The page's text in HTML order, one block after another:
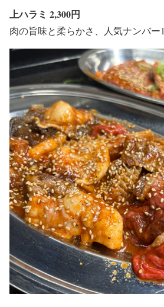
上ハラミ 2,300円
肉の旨味と柔らかさ、人気ナンバー1